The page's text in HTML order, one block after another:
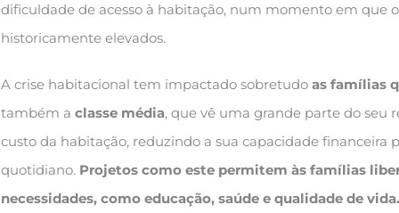
dificuldade de acesso à habitação, num momento em que
historicamente elevados.
A crise habitacional tem impactado sobretudo as famílias
também a classe média, que vê uma grande parte do seu
custo da habitação, reduzindo a sua capacidade financeira
quotidiano. Projetos como este permitem às famílias
necessidades, como educação, saúde e qualidade de vida.